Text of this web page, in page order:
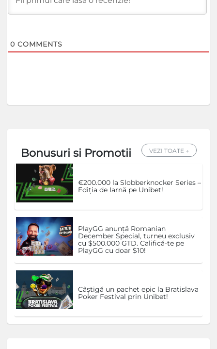
0 COMMENTS
Bonusuri si Promotii VEZI TOATE →
€200.000 la Slobberknocker Series –
Ediția de Iarnă pe Unibet!
PlayGG anunță Romanian
December Special, turneu exclusiv
cu $500.000 GTD. Califică-te pe
PlayGG cu doar $10!
Câștigă un pachet epic la Bratislava
Poker Festival prin Unibet!